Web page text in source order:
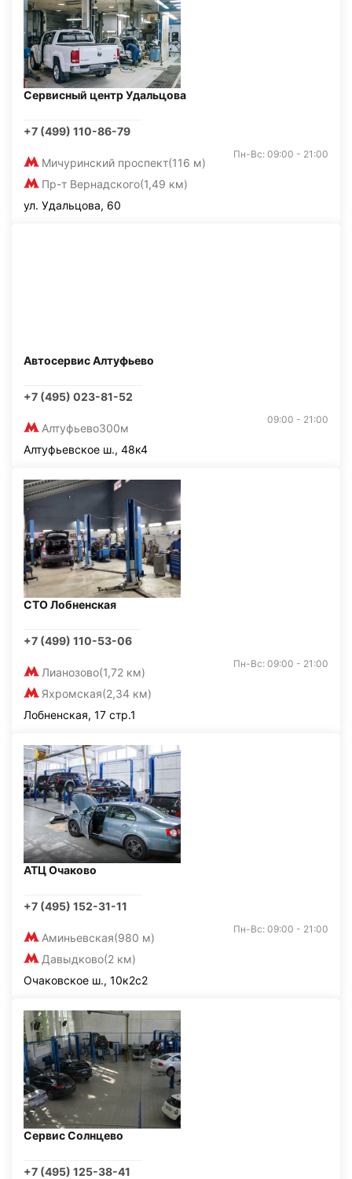
Сервисный центр Удальцова
+7 (499) 110-86-79
Мичуринский проспект(116 м)
Пр-т Вернадского(1,49 км)
Пн-Вс: 09:00 - 21:00
ул. Удальцова, 60
Автосервис Алтуфьево
+7 (495) 023-81-52
Алтуфьево300м
09:00 - 21:00
Алтуфьевское ш., 48к4
СТО Лобненская
+7 (499) 110-53-06
Лианозово(1,72 км)
Яхромская(2,34 км)
Пн-Вс: 09:00 - 21:00
Лобненская, 17 стр.1
АТЦ Очаково
+7 (495) 152-31-11
Аминьевская(980 м)
Давыдково(2 км)
Пн-Вс: 09:00 - 21:00
Очаковское ш., 10к2с2
Сервис Солнцево
+7 (495) 125-38-41